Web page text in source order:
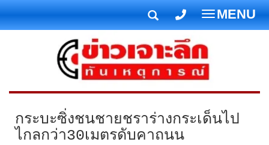
T
o
g
g
l
e
n
a
MENU
กระบะซิ่งชนชายชราร่างกระเด็นไป
ไกลกว่า30เมตรดับคาถนน